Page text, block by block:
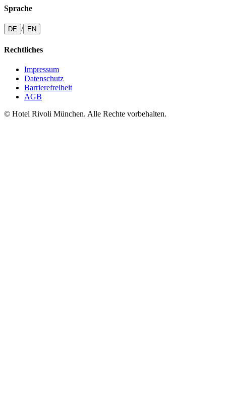
Sprache
DE / EN
Rechtliches
Impressum
Datenschutz
Barrierefreiheit
AGB
© Hotel Rivoli München. Alle Rechte vorbehalten.